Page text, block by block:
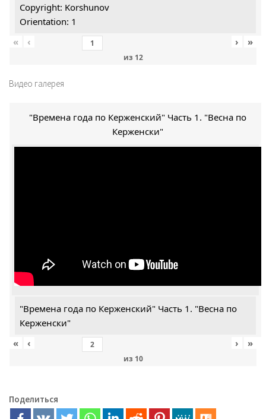
Copyright: Korshunov
Orientation: 1
«
‹
из 12
› »
Видео галерея
"Времена года по Керженский" Часть 1. "Весна по
Керженски"
"Времена года по Керженский" Часть 1. "Весна по
Керженски"
«
‹
из 10
› »
Поделиться